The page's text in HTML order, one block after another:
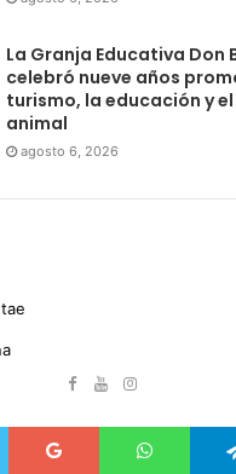
La Granja Educativa Don
celebró nueve años
turismo, la educación y
animal
agosto 6, 2026